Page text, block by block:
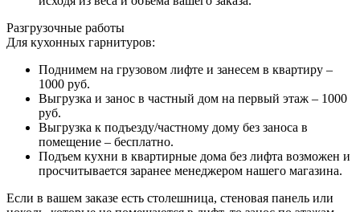
Разгрузочные работы
Для кухонных гарнитуров:
Поднимем на грузовом лифте и занесем в квартиру –
1000 руб.
Выгрузка и занос в частный дом на первый этаж – 1000
руб.
Выгрузка к подъезду/частному дому без заноса в
помещение – бесплатно.
Подъем кухни в квартирные дома без лифта возможен и
просчитывается заранее менеджером нашего магазина.
Если в вашем заказе есть столешница, стеновая панель или